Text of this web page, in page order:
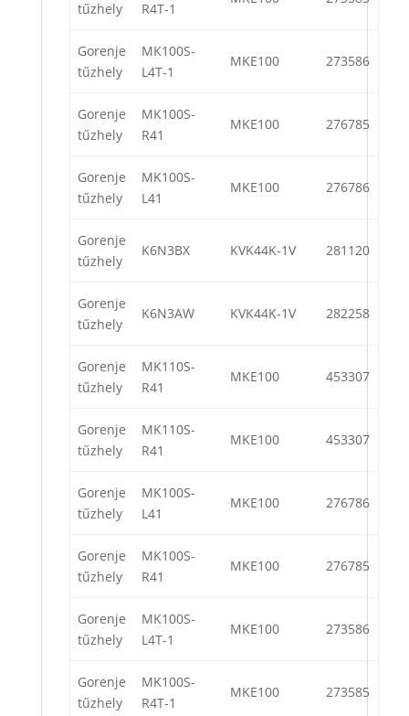
tűzhely R4T-1
Gorenje
tűzhely
MK100S-
L4T-1
MKE100 273586
Gorenje
tűzhely
MK100S-
R41
MKE100 276785
Gorenje
tűzhely
MK100S-
L41
MKE100 276786
Gorenje
tűzhely
K6N3BX KVK44K-1V 281120
Gorenje
tűzhely
K6N3AW KVK44K-1V 282258
Gorenje
tűzhely
MK110S-
R41
MKE100 453307
Gorenje
tűzhely
MK110S-
R41
MKE100 453307
Gorenje
tűzhely
MK100S-
L41
MKE100 276786
Gorenje
tűzhely
MK100S-
R41
MKE100 276785
Gorenje
tűzhely
MK100S-
L4T-1
MKE100 273586
Gorenje
tűzhely
MK100S-
R4T-1
MKE100 273585